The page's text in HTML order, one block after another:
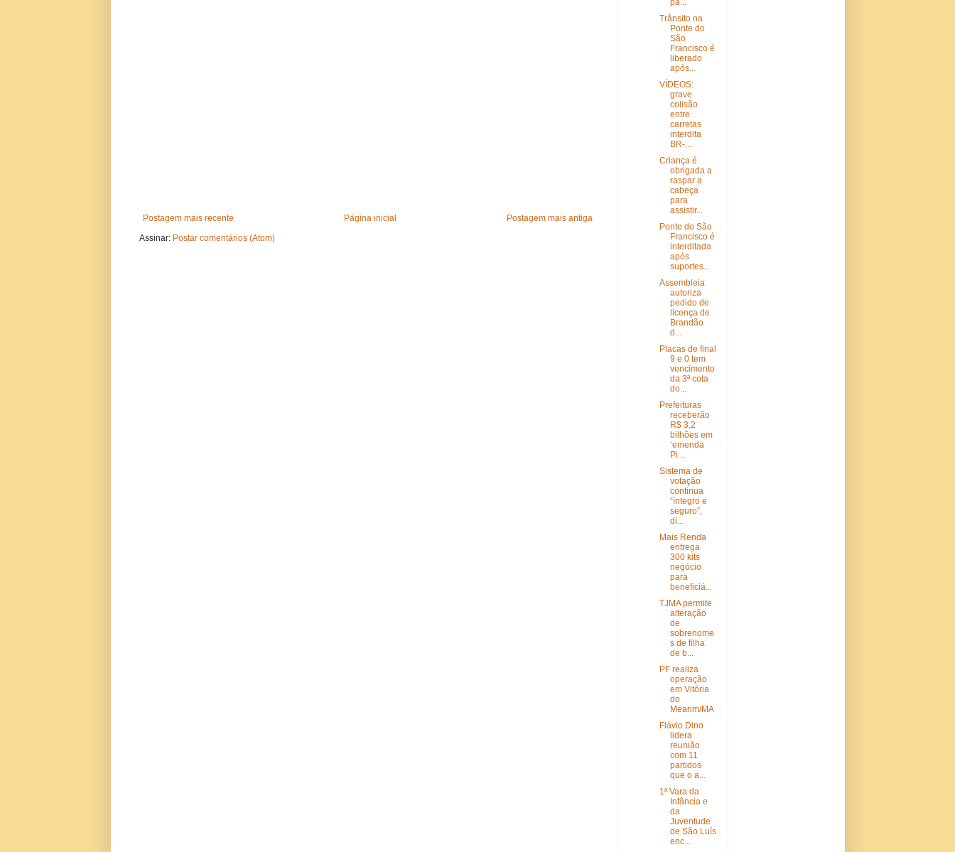
Postagem mais recente Postagem mais antiga
Página inicial
Assinar: Postar comentários (Atom)
pa...
Trânsito na
Ponte do
São
Francisco é
liberado
após...
VÍDEOS:
grave
colisão
entre
carretas
interdita
BR-...
Criança é
obrigada a
raspar a
cabeça
para
assistir...
Ponte do São
Francisco é
interditada
após
suportes...
Assembleia
autoriza
pedido de
licença de
Brandão
d...
Placas de final
9 e 0 tem
vencimento
da 3ª cota
do...
Prefeituras
receberão
R$ 3,2
bilhões em
‘emenda
Pi...
Sistema de
votação
continua
“íntegro e
seguro”,
di...
Mais Renda
entrega
300 kits
negócio
para
beneficiá...
TJMA permite
alteração
de
sobrenome
s de filha
de b...
PF realiza
operação
em Vitória
do
Mearim/MA
Flávio Dino
lidera
reunião
com 11
partidos
que o a...
1ª Vara da
Infância e
da
Juventude
de São Luís
enc...